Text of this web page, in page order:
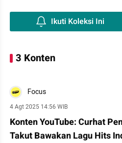
Ikuti Koleksi Ini
3 Konten
Focus
4 Agt 2025 14:56 WIB
Konten YouTube: Curhat
Takut Bawakan Lagu Hits